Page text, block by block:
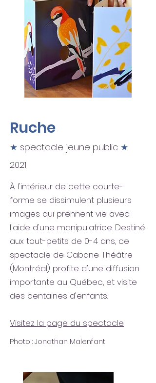
Ruche
★ spectacle jeune public ★
2021
À l'intérieur de cette courte-
forme se dissimulent plusieurs
images qui prennent vie avec
l'aide d'une manipulatrice. Destiné
aux tout-petits de 0-4 ans, ce
spectacle de Cabane Théâtre
(Montréal) profite d'une diffusion
importante au Québec, et visite
des centaines d'enfants.
Visitez la page du spectacle
Photo : Jonathan Malenfant